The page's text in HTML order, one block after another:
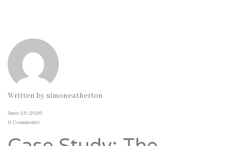
Written bysimoneatherton
June 30, 2026
0 Comments